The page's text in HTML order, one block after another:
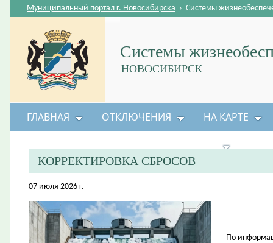
Системы
НОВОСИБИРСК
Муниципальный портал г. Новосибирска › Системы
ГЛАВНАЯ ОТКЛЮЧЕНИЯ НА КАРТЕ
КОРРЕКТИРОВКА СБРОСОВ
07 июля 2026 г.
По